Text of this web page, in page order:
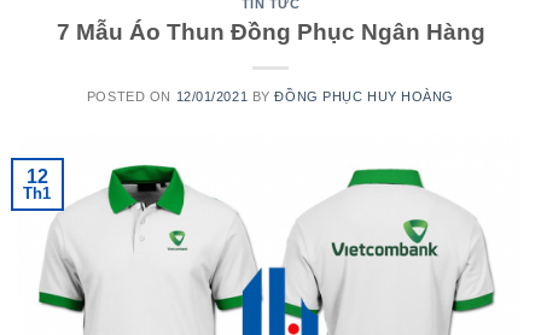
TIN TỨC
7 Mẫu Áo Thun Đồng Phục Ngân Hàng
POSTED ON 12/01/2021 BYĐỒNG PHỤC HUY HOÀNG
12
Th1